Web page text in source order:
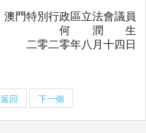
澳門特別行政區立法會議員
何 潤 生
二零二零年八月十四日
返回 下一個